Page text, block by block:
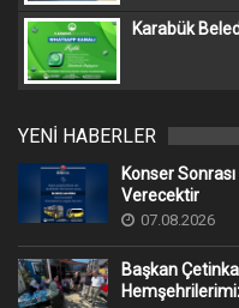
Karabük
YENİ HABERLER
Konser
Verecektir
07.08.2026
Başkan